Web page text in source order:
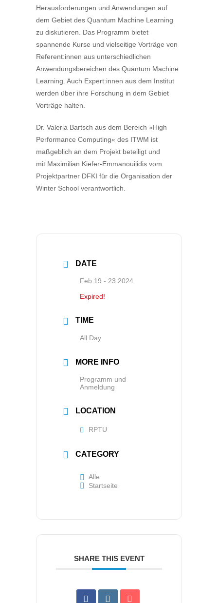
Herausforderungen und Anwendungen auf
dem Gebiet des Quantum Machine Learning
zu diskutieren. Das Programm bietet
spannende Kurse und vielseitige Vorträge von
Referent:innen aus unterschiedlichen
Anwendungsbereichen des Quantum Machine
Learning. Auch Expert:innen aus dem Institut
werden über ihre Forschung in dem Gebiet
Vorträge halten.
Dr. Valeria Bartsch aus dem Bereich »High
Performance Computing« des ITWM ist
maßgeblich an dem Projekt beteiligt und
mit Maximilian Kiefer-Emmanouilidis vom
Projektpartner DFKI für die Organisation der
Winter School verantwortlich.
DATE
Feb 19 - 23 2024
Expired!
TIME
All Day
MORE INFO
Programm und
Anmeldung
LOCATION
RPTU
CATEGORY
Alle
Startseite
SHARE THIS EVENT